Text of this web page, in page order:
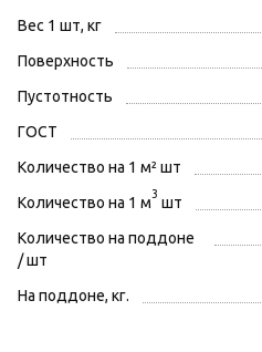
Вес 1 шт, кг
Поверхность
Пустотность
ГОСТ
Количество на 1 м² шт
Количество на 1 м3 шт
Количество на поддоне
/ шт
На поддоне, кг.